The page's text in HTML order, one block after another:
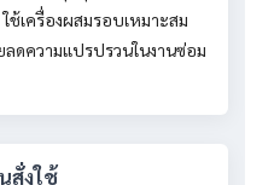
ช้เครื่องผสมรอบเหมาะสม
ดความแปรปรวนในงานซ่อม
สั่งใช้